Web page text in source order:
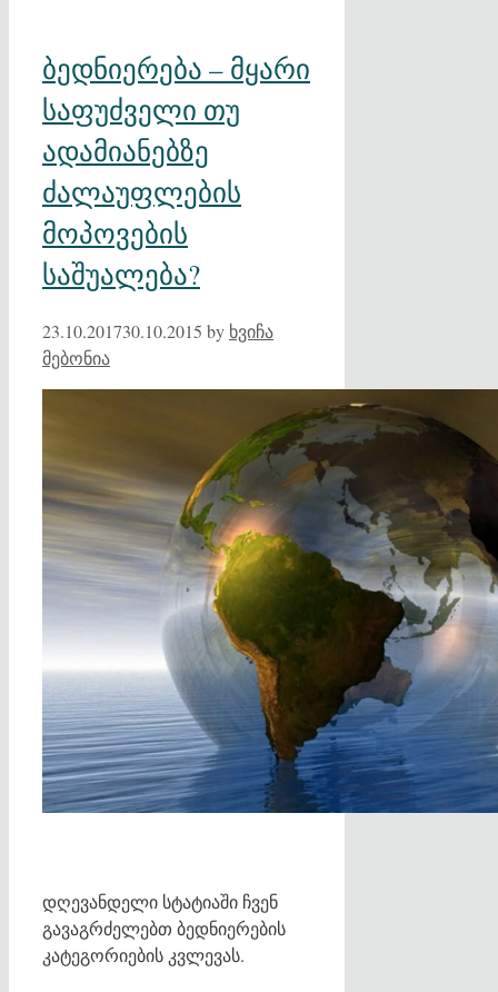
ბედნიერება – მყარი
საფუძველი თუ
ადამიანებზე
ძალაუფლების
მოპოვების
საშუალება?
23.10.201730.10.2015 by ხვიჩა
მებონია
დღევანდელი სტატიაში ჩვენ
გავაგრძელებთ ბედნიერების
კატეგორიების კვლევას.